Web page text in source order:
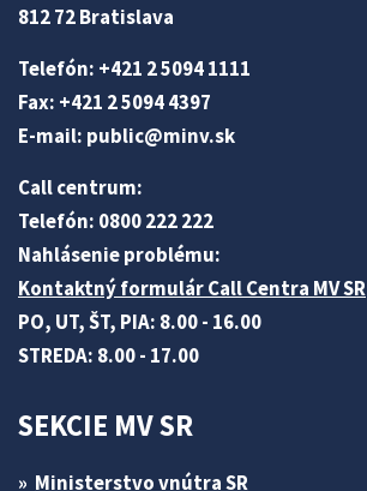
812 72 Bratislava
Telefón: +421 2 5094 1111
Fax: +421 2 5094 4397
E-mail: public@minv.sk
Call centrum:
Telefón: 0800 222 222
Nahlásenie problému:
Kontaktný formulár Call Centra MV SR
PO, UT, ŠT, PIA: 8.00 - 16.00
STREDA: 8.00 - 17.00
SEKCIE MV SR
Ministerstvo vnútra SR